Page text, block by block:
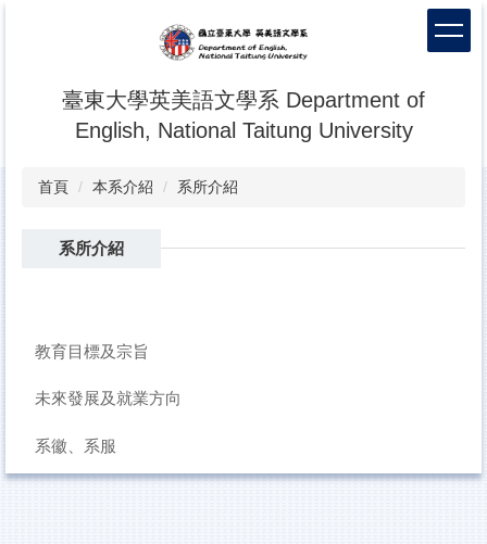
臺東大學英美語文學系 Department of
English, National Taitung University
首頁 本系介紹 系所介紹
系所介紹
教育目標及宗旨
未來發展及就業方向
系徽、系服